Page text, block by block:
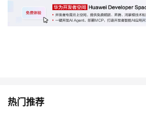
热门推荐